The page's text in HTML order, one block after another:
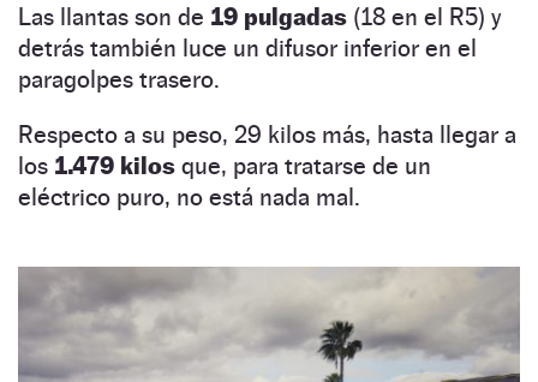
Las llantas son de 19 pulgadas (18 en el R5) y
detrás también luce un difusor inferior en el
paragolpes trasero.
Respecto a su peso, 29 kilos más, hasta llegar a
los 1.479 kilos que, para tratarse de un
eléctrico puro, no está nada mal.